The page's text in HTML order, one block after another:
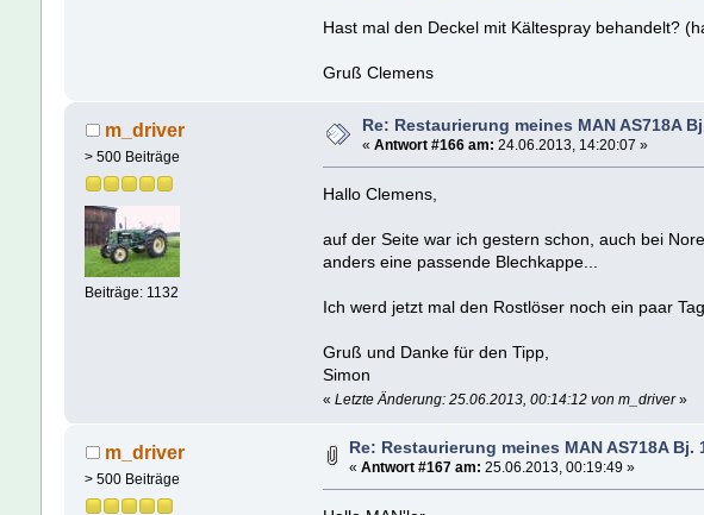
Hast mal den Deckel mit Kältespray behandelt?
Gruß Clemens
m_driver
> 500 Beiträge
Beiträge: 1132
Re: Restaurierung meines MAN AS718A
« Antwort #166 am: 24.06.2013, 14:20:07 »
Hallo Clemens,
auf der Seite war ich gestern schon, auch bei
anders eine passende Blechkappe...
Ich werd jetzt mal den Rostlöser noch ein paar
Gruß und Danke für den Tipp,
Simon
«Letzte Änderung: 25.06.2013, 00:14:12 von m_driver»
m_driver
> 500 Beiträge
Re: Restaurierung meines MAN AS718A Bj.
« Antwort #167 am: 25.06.2013, 00:19:49 »